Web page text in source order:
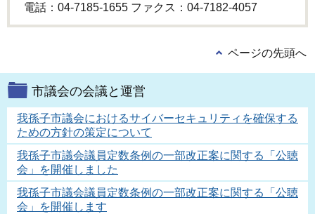
電話：04-7185-1655 ファクス：04-7182-4057
ページの先頭へ
市議会の会議と運営
我孫子市議会におけるサイバーセキュリティを確保する
ための方針の策定について
我孫子市議会議員定数条例の一部改正案に関する「公聴
会」を開催しました
我孫子市議会議員定数条例の一部改正案に関する「公聴
会」を開催します